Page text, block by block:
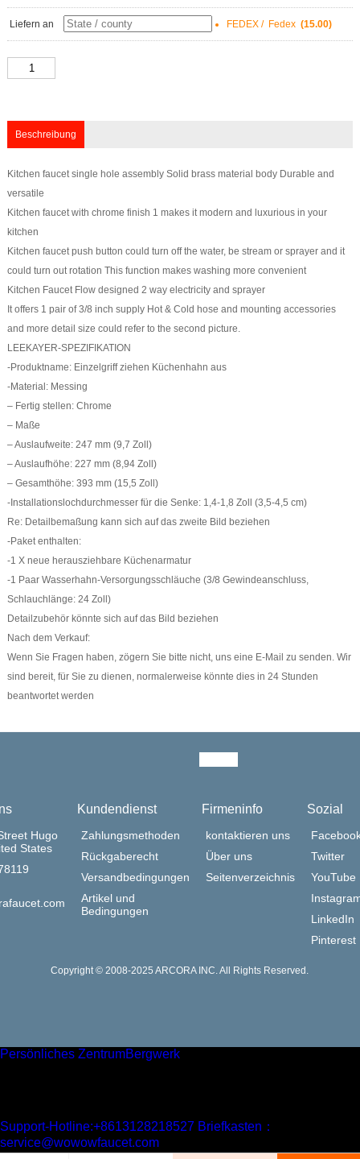
Liefern an FEDEX / Fedex (15.00)
Beschreibung
Kitchen faucet single hole assembly Solid brass material body Durable and
versatile
Kitchen faucet with chrome finish 1 makes it modern and luxurious in your
kitchen
Kitchen faucet push button could turn off the water, be stream or sprayer and it
could turn out rotation This function makes washing more convenient
Kitchen Faucet Flow designed 2 way electricity and sprayer
It offers 1 pair of 3/8 inch supply Hot & Cold hose and mounting accessories
and more detail size could refer to the second picture.
LEEKAYER-SPEZIFIKATION
-Produktname: Einzelgriff ziehen Küchenhahn aus
-Material: Messing
– Fertig stellen: Chrome
– Maße
– Auslaufweite: 247 mm (9,7 Zoll)
– Auslaufhöhe: 227 mm (8,94 Zoll)
– Gesamthöhe: 393 mm (15,5 Zoll)
-Installationslochdurchmesser für die Senke: 1,4-1,8 Zoll (3,5-4,5 cm)
Re: Detailbemaßung kann sich auf das zweite Bild beziehen
-Paket enthalten:
-1 X neue herausziehbare Küchenarmatur
-1 Paar Wasserhahn-Versorgungsschläuche (3/8 Gewindeanschluss,
Schlauchlänge: 24 Zoll)
Detailzubehör könnte sich auf das Bild beziehen
Nach dem Verkauf:
Wenn Sie Fragen haben, zögern Sie bitte nicht, uns eine E-Mail zu senden. Wir
sind bereit, für Sie zu dienen, normalerweise könnte dies in 24 Stunden
beantwortet werden
Hugo
States
Kundendienst
Zahlungsmethoden
Rückgaberecht
Versandbedingungen
Artikel und
Bedingungen
Firmeninfo
kontaktieren uns
Über uns
Seitenverzeichnis
Sozial
Twitter
YouTube
LinkedIn
Pinterest
Copyright © 2008-2025 ARCORA INC. All Rights Reserved.
Persönliches ZentrumBergwerk
Support-Hotline:+8613128218527 Briefkasten：
service@wowowfaucet.com